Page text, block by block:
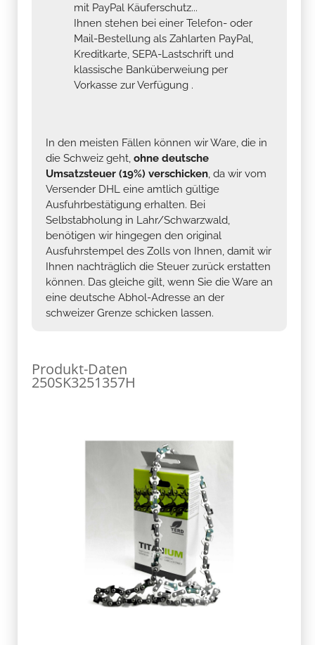
mit PayPal Käuferschutz...
Ihnen stehen bei einer Telefon- oder
Mail-Bestellung als Zahlarten PayPal,
Kreditkarte, SEPA-Lastschrift und
klassische Banküberweiung per
Vorkasse zur Verfügung .
In den meisten Fällen können wir Ware, die in
die Schweiz geht, ohne deutsche
Umsatzsteuer (19%) verschicken, da wir vom
Versender DHL eine amtlich gültige
Ausfuhrbestätigung erhalten. Bei
Selbstabholung in Lahr/Schwarzwald,
benötigen wir hingegen den original
Ausfuhrstempel des Zolls von Ihnen, damit wir
Ihnen nachträglich die Steuer zurück erstatten
können. Das gleiche gilt, wenn Sie die Ware an
eine deutsche Abhol-Adresse an der
schweizer Grenze schicken lassen.
Produkt-Daten
250SK3251357H